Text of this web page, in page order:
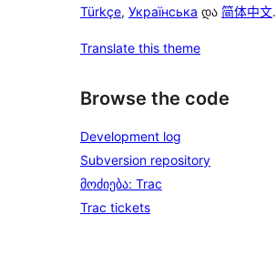
Türkçe, Українська და 简体中文.
Translate this theme
Browse the code
Development log
Subversion repository
მოძიება: Trac
Trac tickets